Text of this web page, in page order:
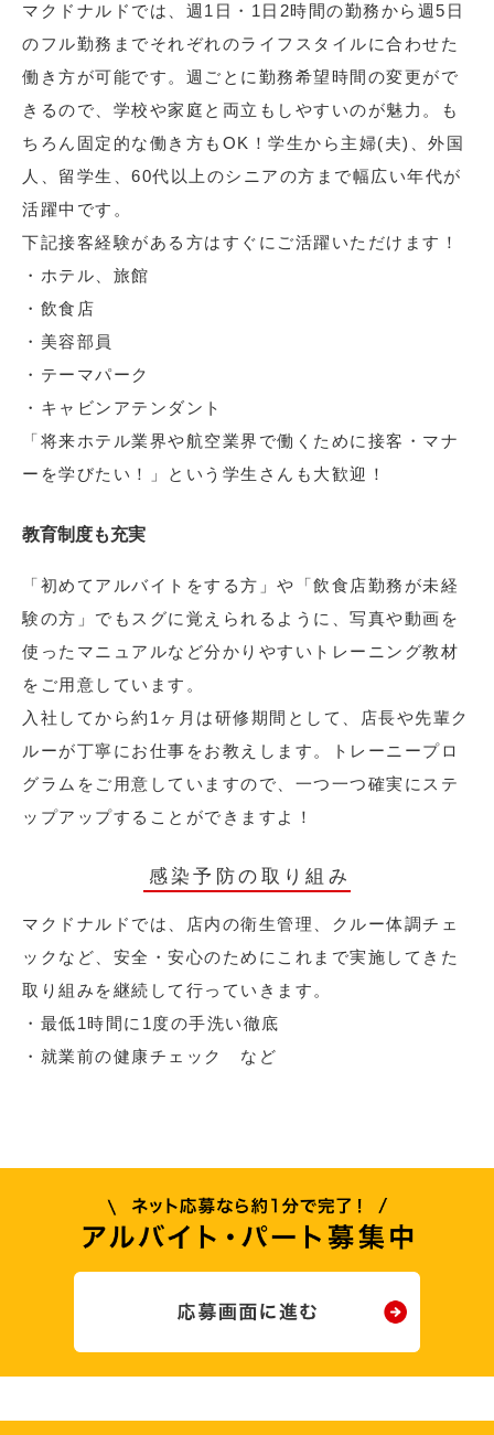
マクドナルドでは、週1日・1日2時間の勤務から週5日
のフル勤務までそれぞれのライフスタイルに合わせた
働き方が可能です。週ごとに勤務希望時間の変更がで
きるので、学校や家庭と両立もしやすいのが魅力。も
ちろん固定的な働き方もOK！学生から主婦(夫)、外国
人、留学生、60代以上のシニアの方まで幅広い年代が
活躍中です。
下記接客経験がある方はすぐにご活躍いただけます！
・ホテル、旅館
・飲食店
・美容部員
・テーマパーク
・キャビンアテンダント
「将来ホテル業界や航空業界で働くために接客・マナ
ーを学びたい！」という学生さんも大歓迎！
教育制度も充実
「初めてアルバイトをする方」や「飲食店勤務が未経
験の方」でもスグに覚えられるように、写真や動画を
使ったマニュアルなど分かりやすいトレーニング教材
をご用意しています。
入社してから約1ヶ月は研修期間として、店長や先輩ク
ルーが丁寧にお仕事をお教えします。トレーニープロ
グラムをご用意していますので、一つ一つ確実にステ
ップアップすることができますよ！
感染予防の取り組み
マクドナルドでは、店内の衛生管理、クルー体調チェ
ックなど、安全・安心のためにこれまで実施してきた
取り組みを継続して行っていきます。
・最低1時間に1度の手洗い徹底
・就業前の健康チェック など